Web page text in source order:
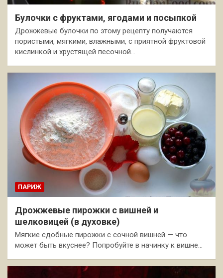
Булочки с фруктами, ягодами и посыпкой
Дрожжевые булочки по этому рецепту получаются
пористыми, мягкими, влажными, с приятной фруктовой
кислинкой и хрустящей песочной…
ПАРИЖ
Дрожжевые пирожки с вишней и
шелковицей (в духовке)
Мягкие сдобные пирожки с сочной вишней — что
может быть вкуснее? Попробуйте в начинку к вишне…